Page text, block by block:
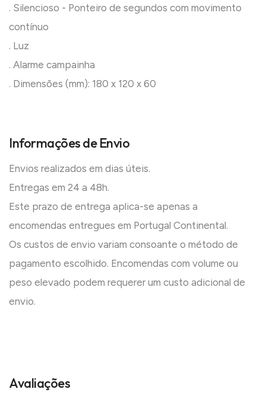
. Silencioso - Ponteiro de segundos com movimento
contínuo
. Luz
. Alarme campainha
. Dimensões (mm): 180 x 120 x 60
Informações de Envio
Envios realizados em dias úteis.
Entregas em 24 a 48h.
Este prazo de entrega aplica-se apenas a
encomendas entregues em Portugal Continental.
Os custos de envio variam consoante o método de
pagamento escolhido. Encomendas com volume ou
peso elevado podem requerer um custo adicional de
envio.
Avaliações